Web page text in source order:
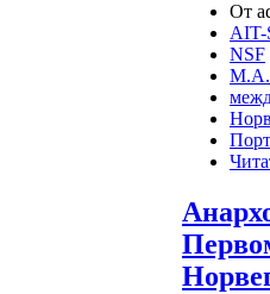
От
AIT-
NSF